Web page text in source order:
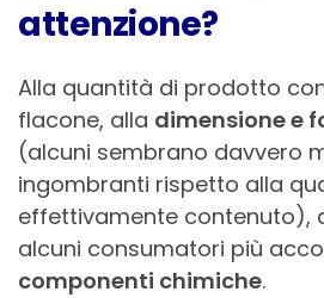
attenzione?
Alla quantità di prodotto
flacone, alla dimensione e
(alcuni sembrano davvero
ingombranti rispetto alla
effettivamente contenuto),
alcuni consumatori più
componenti chimiche.